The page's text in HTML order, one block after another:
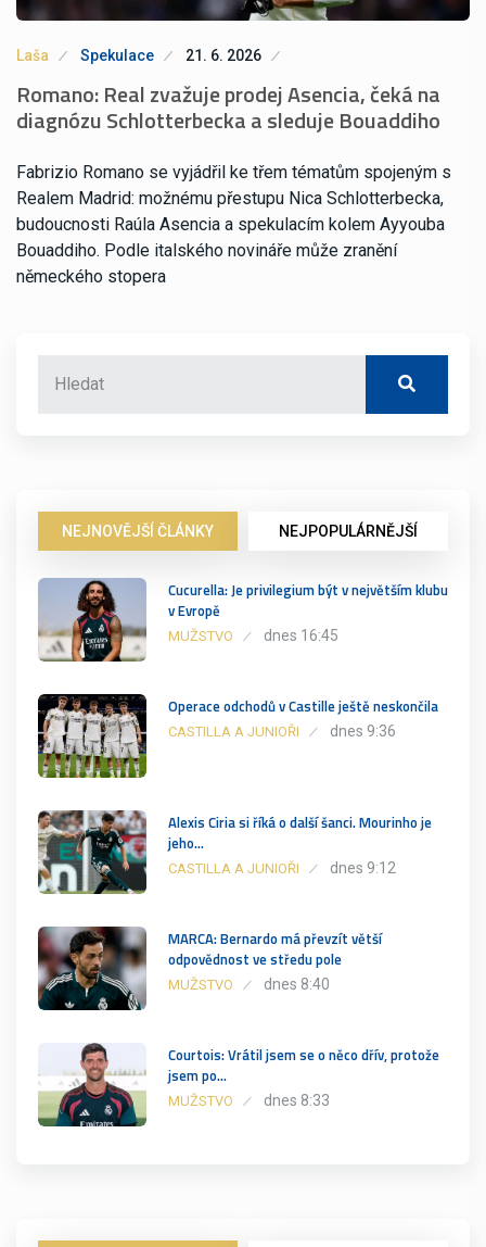
Laša Spekulace 21. 6. 2026
Romano: Real zvažuje prodej Asencia, čeká na
diagnózu Schlotterbecka a sleduje Bouaddiho
Fabrizio Romano se vyjádřil ke třem tématům spojeným s
Realem Madrid: možnému přestupu Nica Schlotterbecka,
budoucnosti Raúla Asencia a spekulacím kolem Ayyouba
Bouaddiho. Podle italského novináře může zranění
německého stopera
NEJNOVĚJŠÍ ČLÁNKY NEJPOPULÁRNĚJŠÍ
Cucurella: Je privilegium být v největším klubu
v Evropě
MUŽSTVO dnes 16:45
Operace odchodů v Castille ještě neskončila
CASTILLA A JUNIOŘI dnes 9:36
Alexis Ciria si říká o další šanci. Mourinho je
jeho…
CASTILLA A JUNIOŘI dnes 9:12
MARCA: Bernardo má převzít větší
odpovědnost ve středu pole
MUŽSTVO dnes 8:40
Courtois: Vrátil jsem se o něco dřív, protože
jsem po…
MUŽSTVO dnes 8:33